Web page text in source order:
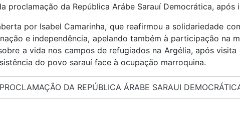
proclamação da República Arábe Sarauí Democrática,
por Isabel Camarinha, que reafirmou a solidariedade
e independência, apelando também à participação na
a vida nos campos de refugiados na Argélia, após
do povo sarauí face à ocupação marroquina.
DA REPÚBLICA ÁRABE SARAUI